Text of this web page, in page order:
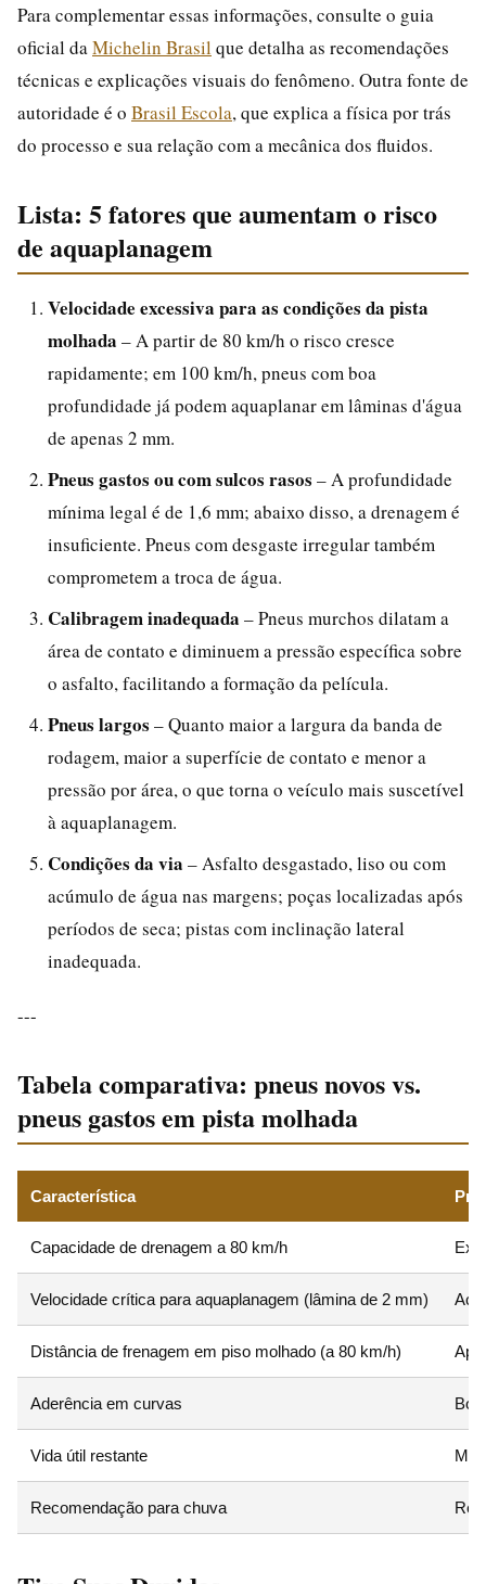
Para complementar essas informações, consulte o guia
oficial da Michelin Brasil que detalha as recomendações
técnicas e explicações visuais do fenômeno. Outra fonte de
autoridade é o Brasil Escola, que explica a física por trás
do processo e sua relação com a mecânica dos fluidos.
Lista: 5 fatores que aumentam o risco
de aquaplanagem
Velocidade excessiva para as condições da pista
molhada – A partir de 80 km/h o risco cresce
rapidamente; em 100 km/h, pneus com boa
profundidade já podem aquaplanar em lâminas d'água
de apenas 2 mm.
Pneus gastos ou com sulcos rasos – A profundidade
mínima legal é de 1,6 mm; abaixo disso, a drenagem é
insuficiente. Pneus com desgaste irregular também
comprometem a troca de água.
Calibragem inadequada – Pneus murchos dilatam a
área de contato e diminuem a pressão específica sobre
o asfalto, facilitando a formação da película.
Pneus largos – Quanto maior a largura da banda de
rodagem, maior a superfície de contato e menor a
pressão por área, o que torna o veículo mais suscetível
à aquaplanagem.
Condições da via – Asfalto desgastado, liso ou com
acúmulo de água nas margens; poças localizadas após
períodos de seca; pistas com inclinação lateral
inadequada.
---
Tabela comparativa: pneus novos vs.
pneus gastos em pista molhada
Característica
Capacidade de drenagem a 80 km/h
Velocidade crítica para aquaplanagem (lâmina de 2 mm)
Distância de frenagem em piso molhado (a 80 km/h)
Aderência em curvas
Vida útil restante
Recomendação para chuva